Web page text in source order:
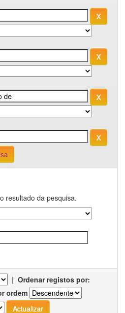
resultado da pesquisa.
| Ordenar registos por:
ordem